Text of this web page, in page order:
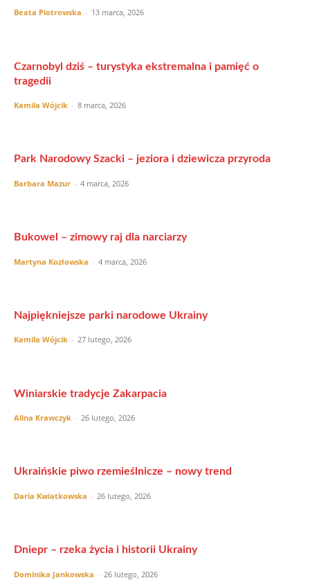
Beata Piotrowska - 13 marca, 2026
Czarnobyl dziś – turystyka ekstremalna i pamięć o
tragedii
Kamila Wójcik - 8 marca, 2026
Park Narodowy Szacki – jeziora i dziewicza przyroda
Barbara Mazur - 4 marca, 2026
Bukowel – zimowy raj dla narciarzy
Martyna Kozłowska - 4 marca, 2026
Najpiękniejsze parki narodowe Ukrainy
Kamila Wójcik - 27 lutego, 2026
Winiarskie tradycje Zakarpacia
Alina Krawczyk - 26 lutego, 2026
Ukraińskie piwo rzemieślnicze – nowy trend
Daria Kwiatkowska - 26 lutego, 2026
Dniepr – rzeka życia i historii Ukrainy
Dominika Jankowska - 26 lutego, 2026